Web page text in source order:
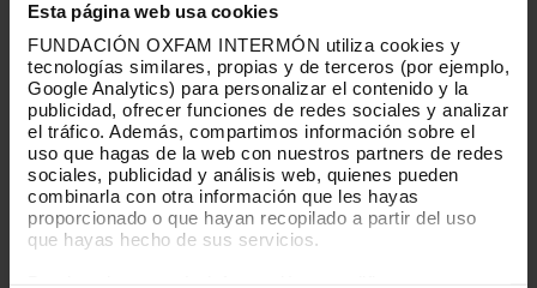
Esta página web usa cookies
FUNDACIÓN OXFAM INTERMÓN utiliza cookies y
tecnologías similares, propias y de terceros (por ejemplo,
Google Analytics) para personalizar el contenido y la
publicidad, ofrecer funciones de redes sociales y analizar
el tráfico. Además, compartimos información sobre el
uso que hagas de la web con nuestros partners de redes
sociales, publicidad y análisis web, quienes pueden
combinarla con otra información que les hayas
proporcionado o que hayan recopilado a partir del uso
que hayas hecho de sus servicios.
que la solució es faci de forma
equitativa: qui més tenen contribueixin
a rescatar als que més ho necessiten.
A NIVELL INTERNACIONAL